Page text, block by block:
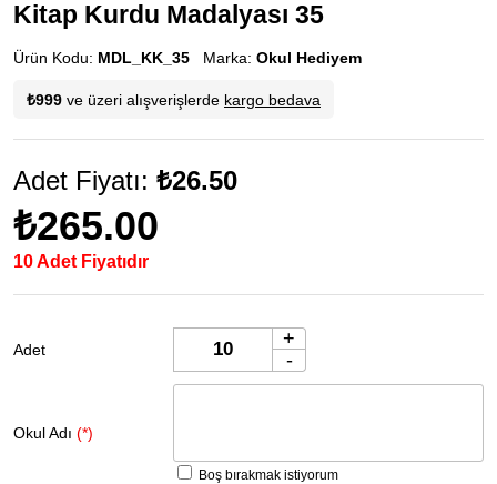
Kitap Kurdu Madalyası 35
Ürün Kodu: MDL_KK_35 Marka: Okul Hediyem
₺999 ve üzeri alışverişlerde kargo bedava
Adet Fiyatı: ₺26.50
₺265.00
10 Adet Fiyatıdır
Adet
+
-
Okul Adı (*)
Boş bırakmak istiyorum